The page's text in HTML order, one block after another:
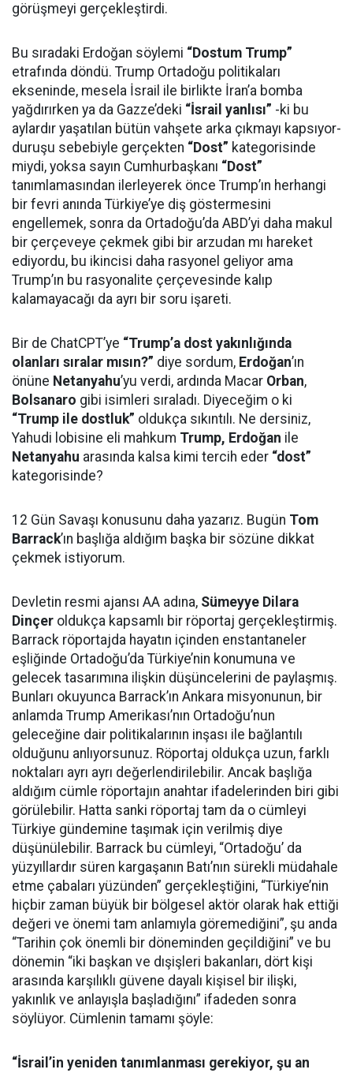
görüşmeyi gerçekleştirdi.
Bu sıradaki Erdoğan söylemi “Dostum Trump”
etrafında döndü. Trump Ortadoğu politikaları
ekseninde, mesela İsrail ile birlikte İran’a bomba
yağdırırken ya da Gazze’deki “İsrail yanlısı” -ki bu
aylardır yaşatılan bütün vahşete arka çıkmayı kapsıyor-
duruşu sebebiyle gerçekten “Dost” kategorisinde
miydi, yoksa sayın Cumhurbaşkanı “Dost”
tanımlamasından ilerleyerek önce Trump’ın herhangi
bir fevri anında Türkiye’ye diş göstermesini
engellemek, sonra da Ortadoğu’da ABD’yi daha makul
bir çerçeveye çekmek gibi bir arzudan mı hareket
ediyordu, bu ikincisi daha rasyonel geliyor ama
Trump’ın bu rasyonalite çerçevesinde kalıp
kalamayacağı da ayrı bir soru işareti.
Bir de ChatCPT’ye “Trump’a dost yakınlığında
olanları sıralar mısın?” diye sordum, Erdoğan’ın
önüne Netanyahu’yu verdi, ardında Macar Orban,
Bolsanaro gibi isimleri sıraladı. Diyeceğim o ki
“Trump ile dostluk” oldukça sıkıntılı. Ne dersiniz,
Yahudi lobisine eli mahkum Trump, Erdoğan ile
Netanyahu arasında kalsa kimi tercih eder “dost”
kategorisinde?
12 Gün Savaşı konusunu daha yazarız. Bugün Tom
Barrack’ın başlığa aldığım başka bir sözüne dikkat
çekmek istiyorum.
Devletin resmi ajansı AA adına, Sümeyye Dilara
Dinçer oldukça kapsamlı bir röportaj gerçekleştirmiş.
Barrack röportajda hayatın içinden enstantaneler
eşliğinde Ortadoğu’da Türkiye’nin konumuna ve
gelecek tasarımına ilişkin düşüncelerini de paylaşmış.
Bunları okuyunca Barrack’ın Ankara misyonunun, bir
anlamda Trump Amerikası’nın Ortadoğu’nun
geleceğine dair politikalarının inşası ile bağlantılı
olduğunu anlıyorsunuz. Röportaj oldukça uzun, farklı
noktaları ayrı ayrı değerlendirilebilir. Ancak başlığa
aldığım cümle röportajın anahtar ifadelerinden biri gibi
görülebilir. Hatta sanki röportaj tam da o cümleyi
Türkiye gündemine taşımak için verilmiş diye
düşünülebilir. Barrack bu cümleyi, “Ortadoğu’ da
yüzyıllardır süren kargaşanın Batı’nın sürekli müdahale
etme çabaları yüzünden” gerçekleştiğini, “Türkiye’nin
hiçbir zaman büyük bir bölgesel aktör olarak hak ettiği
değeri ve önemi tam anlamıyla göremediğini”, şu anda
“Tarihin çok önemli bir döneminden geçildiğini” ve bu
dönemin “iki başkan ve dışişleri bakanları, dört kişi
arasında karşılıklı güvene dayalı kişisel bir ilişki,
yakınlık ve anlayışla başladığını” ifadeden sonra
söylüyor. Cümlenin tamamı şöyle:
“İsrail’in yeniden tanımlanması gerekiyor, şu an